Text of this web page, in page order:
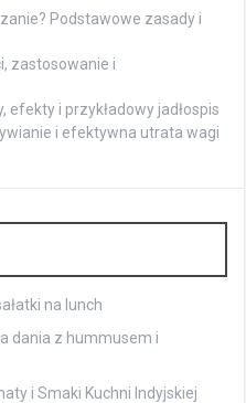
Podstawowe zasady i
zastosowanie i
efekty i przykładowy jadłospis
i efektywna utrata wagi
na lunch
dania z hummusem i
i Smaki Kuchni Indyjskiej